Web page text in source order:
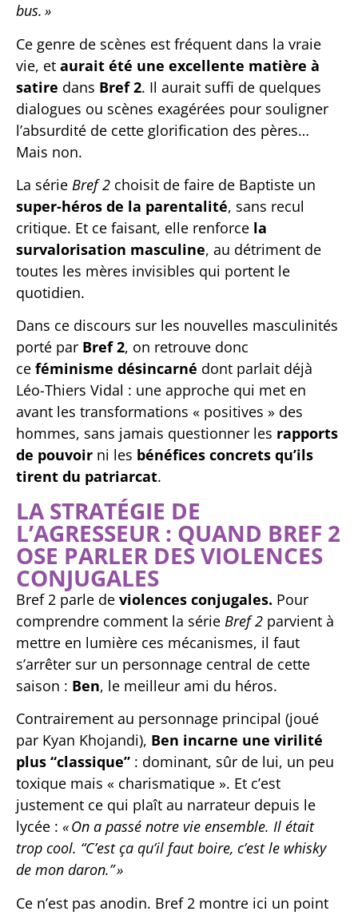
bus. »
Ce genre de scènes est fréquent dans la vraie
vie, et aurait été une excellente matière à
satire dans Bref 2. Il aurait suffi de quelques
dialogues ou scènes exagérées pour souligner
l’absurdité de cette glorification des pères…
Mais non.
La série Bref 2 choisit de faire de Baptiste un
super-héros de la parentalité, sans recul
critique. Et ce faisant, elle renforce la
survalorisation masculine, au détriment de
toutes les mères invisibles qui portent le
quotidien.
Dans ce discours sur les nouvelles masculinités
porté par Bref 2, on retrouve donc
ce féminisme désincarné dont parlait déjà
Léo-Thiers Vidal : une approche qui met en
avant les transformations « positives » des
hommes, sans jamais questionner les rapports
de pouvoir ni les bénéfices concrets qu’ils
tirent du patriarcat.
LA STRATÉGIE DE
L’AGRESSEUR : QUAND BREF 2
OSE PARLER DES VIOLENCES
CONJUGALES
Bref 2 parle de violences conjugales. Pour
comprendre comment la série Bref 2 parvient à
mettre en lumière ces mécanismes, il faut
s’arrêter sur un personnage central de cette
saison : Ben, le meilleur ami du héros.
Contrairement au personnage principal (joué
par Kyan Khojandi), Ben incarne une virilité
plus “classique” : dominant, sûr de lui, un peu
toxique mais « charismatique ». Et c’est
justement ce qui plaît au narrateur depuis le
lycée : « On a passé notre vie ensemble. Il était
trop cool. “C’est ça qu’il faut boire, c’est le whisky
de mon daron.” »
Ce n’est pas anodin. Bref 2 montre ici un point